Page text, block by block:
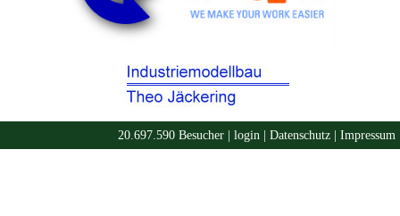
20.697.590 Besucher | login Datenschutz Impressum